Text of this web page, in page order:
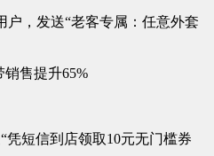
户，发送“老客专属：任意外套
销售提升65%
凭短信到店领取10元无门槛券